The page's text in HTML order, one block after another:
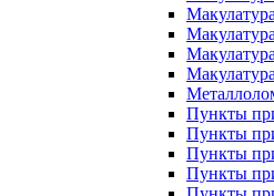
Пункты
Пункты
Пункты
Пункты